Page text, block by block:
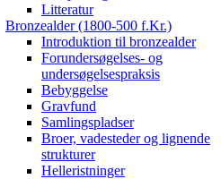
Litteratur
Bronzealder (1800-500 f.Kr.)
Introduktion til bronzealder
Forundersøgelses- og
undersøgelsespraksis
Bebyggelse
Gravfund
Samlingspladser
Broer, vadesteder og lignende
strukturer
Helleristninger